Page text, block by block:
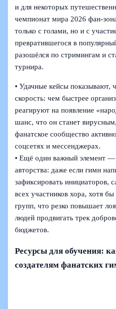
и для некоторых
чемпионат мира 2026 фан-
только с голами, но и с
превратившегося в
разошёлся по стримингам и
турнира.
• Удачные кейсы
скорость: чем быстрее
реагируют на появление
шанс, что он станет
фанатское сообщество
соцсетях и мессенджерах.
• Ещё один важный элемент —
авторства: даже если гимн
зафиксировать инициаторов,
всех участников хора, хотя
групп, что резко повышает
людей продвигать трек
бюджетов.
Ресурсы для обучения:
создателям фанатских